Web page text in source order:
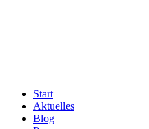
Start
Aktuelles
Blog